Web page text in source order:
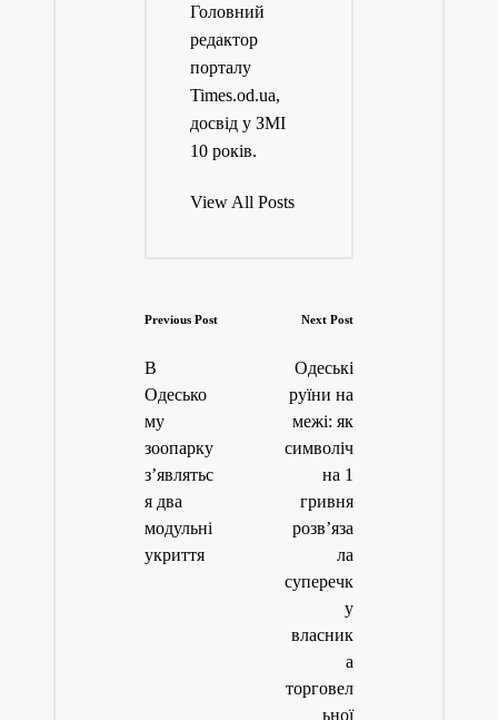
Головний
редактор
порталу
Times.od.ua,
досвід у ЗМІ
10 років.
View All Posts
Post
navigation
Previous Post
В
Одесько
му
зоопарку
з’являтьс
я два
модульні
укриття
Next Post
Одеські
руїни на
межі: як
символіч
на 1
гривня
розв’яза
ла
суперечк
у
власник
а
торговел
ьної